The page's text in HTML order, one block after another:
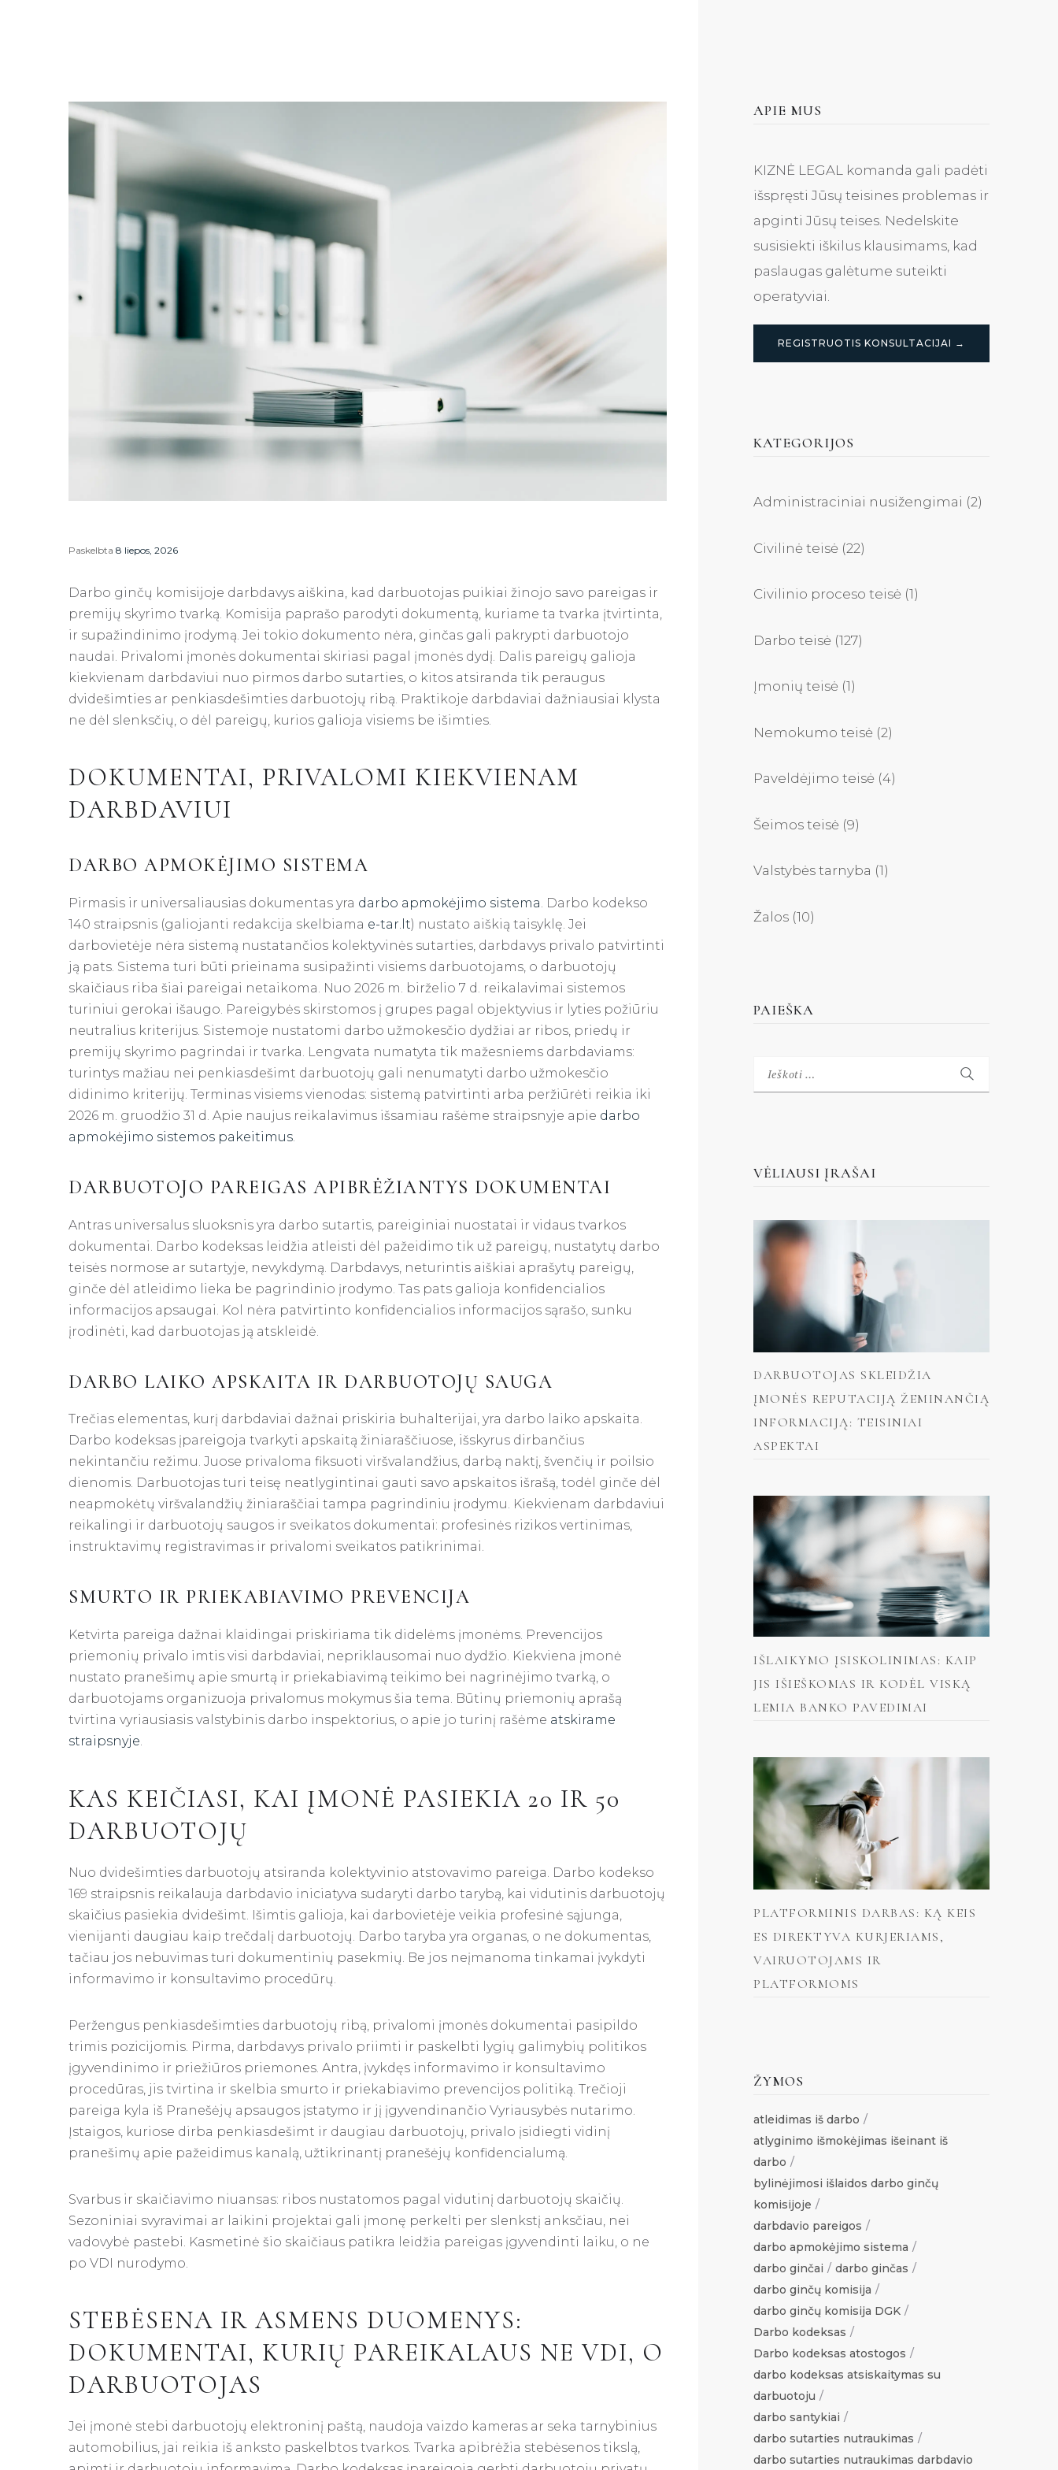
Paskelbta 8 liepos, 2026
Darbo ginčų komisijoje darbdavys aiškina, kad darbuotojas puikiai žinojo savo pareigas ir
premijų skyrimo tvarką. Komisija paprašo parodyti dokumentą, kuriame ta tvarka įtvirtinta,
ir supažindinimo įrodymą. Jei tokio dokumento nėra, ginčas gali pakrypti darbuotojo
naudai. Privalomi įmonės dokumentai skiriasi pagal įmonės dydį. Dalis pareigų galioja
kiekvienam darbdaviui nuo pirmos darbo sutarties, o kitos atsiranda tik peraugus
dvidešimties ar penkiasdešimties darbuotojų ribą. Praktikoje darbdaviai dažniausiai klysta
ne dėl slenksčių, o dėl pareigų, kurios galioja visiems be išimties.
DOKUMENTAI, PRIVALOMI KIEKVIENAM
DARBDAVIUI
DARBO APMOKĖJIMO SISTEMA
Pirmasis ir universaliausias dokumentas yra darbo apmokėjimo sistema. Darbo kodekso
140 straipsnis (galiojanti redakcija skelbiama e-tar.lt) nustato aiškią taisyklę. Jei
darbovietėje nėra sistemą nustatančios kolektyvinės sutarties, darbdavys privalo patvirtinti
ją pats. Sistema turi būti prieinama susipažinti visiems darbuotojams, o darbuotojų
skaičiaus riba šiai pareigai netaikoma. Nuo 2026 m. birželio 7 d. reikalavimai sistemos
turiniui gerokai išaugo. Pareigybės skirstomos į grupes pagal objektyvius ir lyties požiūriu
neutralius kriterijus. Sistemoje nustatomi darbo užmokesčio dydžiai ar ribos, priedų ir
premijų skyrimo pagrindai ir tvarka. Lengvata numatyta tik mažesniems darbdaviams:
turintys mažiau nei penkiasdešimt darbuotojų gali nenumatyti darbo užmokesčio
didinimo kriterijų. Terminas visiems vienodas: sistemą patvirtinti arba peržiūrėti reikia iki
2026 m. gruodžio 31 d. Apie naujus reikalavimus išsamiau rašėme straipsnyje apie darbo
apmokėjimo sistemos pakeitimus.
DARBUOTOJO PAREIGAS APIBRĖŽIANTYS DOKUMENTAI
Antras universalus sluoksnis yra darbo sutartis, pareiginiai nuostatai ir vidaus tvarkos
dokumentai. Darbo kodeksas leidžia atleisti dėl pažeidimo tik už pareigų, nustatytų darbo
teisės normose ar sutartyje, nevykdymą. Darbdavys, neturintis aiškiai aprašytų pareigų,
ginče dėl atleidimo lieka be pagrindinio įrodymo. Tas pats galioja konfidencialios
informacijos apsaugai. Kol nėra patvirtinto konfidencialios informacijos sąrašo, sunku
įrodinėti, kad darbuotojas ją atskleidė.
DARBO LAIKO APSKAITA IR DARBUOTOJŲ SAUGA
Trečias elementas, kurį darbdaviai dažnai priskiria buhalterijai, yra darbo laiko apskaita.
Darbo kodeksas įpareigoja tvarkyti apskaitą žiniaraščiuose, išskyrus dirbančius
nekintančiu režimu. Juose privaloma fiksuoti viršvalandžius, darbą naktį, švenčių ir poilsio
dienomis. Darbuotojas turi teisę neatlygintinai gauti savo apskaitos išrašą, todėl ginče dėl
neapmokėtų viršvalandžių žiniaraščiai tampa pagrindiniu įrodymu. Kiekvienam darbdaviui
reikalingi ir darbuotojų saugos ir sveikatos dokumentai: profesinės rizikos vertinimas,
instruktavimų registravimas ir privalomi sveikatos patikrinimai.
SMURTO IR PRIEKABIAVIMO PREVENCIJA
Ketvirta pareiga dažnai klaidingai priskiriama tik didelėms įmonėms. Prevencijos
priemonių privalo imtis visi darbdaviai, nepriklausomai nuo dydžio. Kiekviena įmonė
nustato pranešimų apie smurtą ir priekabiavimą teikimo bei nagrinėjimo tvarką, o
darbuotojams organizuoja privalomus mokymus šia tema. Būtinų priemonių aprašą
tvirtina vyriausiasis valstybinis darbo inspektorius, o apie jo turinį rašėme atskirame
straipsnyje.
KAS KEIČIASI, KAI ĮMONĖ PASIEKIA 20 IR 50
DARBUOTOJŲ
Nuo dvidešimties darbuotojų atsiranda kolektyvinio atstovavimo pareiga. Darbo kodekso
169 straipsnis reikalauja darbdavio iniciatyva sudaryti darbo tarybą, kai vidutinis darbuotojų
skaičius pasiekia dvidešimt. Išimtis galioja, kai darbovietėje veikia profesinė sąjunga,
vienijanti daugiau kaip trečdalį darbuotojų. Darbo taryba yra organas, o ne dokumentas,
tačiau jos nebuvimas turi dokumentinių pasekmių. Be jos neįmanoma tinkamai įvykdyti
informavimo ir konsultavimo procedūrų.
Peržengus penkiasdešimties darbuotojų ribą, privalomi įmonės dokumentai pasipildo
trimis pozicijomis. Pirma, darbdavys privalo priimti ir paskelbti lygių galimybių politikos
įgyvendinimo ir priežiūros priemones. Antra, įvykdęs informavimo ir konsultavimo
procedūras, jis tvirtina ir skelbia smurto ir priekabiavimo prevencijos politiką. Trečioji
pareiga kyla iš Pranešėjų apsaugos įstatymo ir jį įgyvendinančio Vyriausybės nutarimo.
Įstaigos, kuriose dirba penkiasdešimt ir daugiau darbuotojų, privalo įsidiegti vidinį
pranešimų apie pažeidimus kanalą, užtikrinantį pranešėjų konfidencialumą.
Svarbus ir skaičiavimo niuansas: ribos nustatomos pagal vidutinį darbuotojų skaičių.
Sezoniniai svyravimai ar laikini projektai gali įmonę perkelti per slenkstį anksčiau, nei
vadovybė pastebi. Kasmetinė šio skaičiaus patikra leidžia pareigas įgyvendinti laiku, o ne
po VDI nurodymo.
STEBĖSENA IR ASMENS DUOMENYS:
DOKUMENTAI, KURIŲ PAREIKALAUS NE VDI, O
DARBUOTOJAS
Jei įmonė stebi darbuotojų elektroninį paštą, naudoja vaizdo kameras ar seka tarnybinius
automobilius, jai reikia iš anksto paskelbtos tvarkos. Tvarka apibrėžia stebėsenos tikslą,
APIE MUS
KIZNĖ LEGAL komanda gali padėti
išspręsti Jūsų teisines problemas ir
apginti Jūsų teises. Nedelskite
susisiekti iškilus klausimams, kad
paslaugas galėtume suteikti
operatyviai.
REGISTRUOTIS KONSULTACIJAI →
KATEGORIJOS
Administraciniai nusižengimai (2)
Civilinė teisė (22)
Civilinio proceso teisė (1)
Darbo teisė (127)
Įmonių teisė (1)
Nemokumo teisė (2)
Paveldėjimo teisė (4)
Šeimos teisė (9)
Valstybės tarnyba (1)
Žalos (10)
PAIEŠKA
Ieškoti:
VĖLIAUSI ĮRAŠAI
DARBUOTOJAS SKLEIDŽIA
ĮMONĖS REPUTACIJĄ ŽEMINANČIĄ
INFORMACIJĄ: TEISINIAI
ASPEKTAI
IŠLAIKYMO ĮSISKOLINIMAS: KAIP
JIS IŠIEŠKOMAS IR KODĖL VISKĄ
LEMIA BANKO PAVEDIMAI
PLATFORMINIS DARBAS: KĄ KEIS
ES DIREKTYVA KURJERIAMS,
VAIRUOTOJAMS IR
PLATFORMOMS
ŽYMOS
atleidimas iš darbo
atlyginimo išmokėjimas išeinant iš
darbo
bylinėjimosi išlaidos darbo ginčų
komisijoje
darbdavio pareigos
darbo apmokėjimo sistema
darbo ginčai
darbo ginčas
darbo ginčų komisija
darbo ginčų komisija DGK
Darbo kodeksas
Darbo kodeksas atostogos
darbo kodeksas atsiskaitymas su
darbuotoju
darbo santykiai
darbo sutarties nutraukimas
darbo sutarties nutraukimas darbdavio